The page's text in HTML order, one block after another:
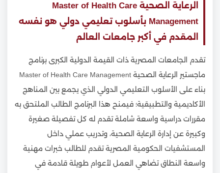
الرعاية الصحية Master of Health Care
Management بأسلوب تعليمي دولي هو نفسه
المقدم في أكبر جامعات العالم
تقدم الجامعات المصرية ذات القيمة الدولية الكبرى برنامج
ماجستير الرعاية الصحية Master of Health Care Management
بناء على الأسلوب التعليمي الدولي الذي يجمع بين المناهج
الأكاديمية والتطبيقية؛ فيمنح هذا البرنامج الطالب الملتحق به
مقررات دراسية واسعة شاملة تقدم له كل تفصيلة صغيرة
وكبيرة عن إدارة الرعاية الصحية، وتدريب عملي داخل
المستشفيات الحكومية المصرية تقدم للطالب خبرات مهنية
واسعة النطاق تضاهي العمل لأعوام طويلة قادمة في